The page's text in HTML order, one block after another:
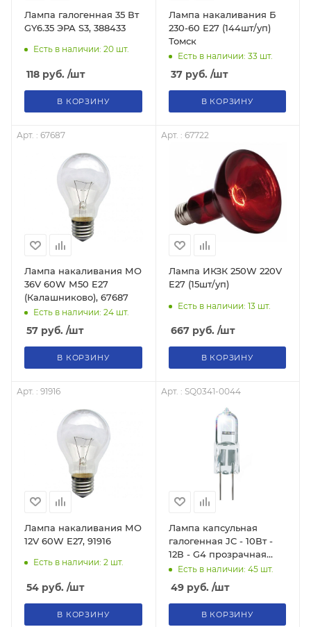
Лампа галогенная 35 Вт
GY6.35 ЭРА S3, 388433
Есть в наличии: 20 шт.
118 руб. /шт
В КОРЗИНУ
Лампа накаливания Б
230-60 Е27 (144шт/уп)
Томск
Есть в наличии: 33шт.
37руб. /шт
В КОРЗИНУ
Арт. : 67687
Лампа накаливания МО
36V 60W М50 E27
(Калашниково), 67687
Есть в наличии: 24 шт.
57 руб. /шт
В КОРЗИНУ
Арт. : 67722
Лампа ИКЗК 250W 220V
E27 (15шт/уп)
Есть в наличии: 13шт.
667руб. /шт
В КОРЗИНУ
Арт. : 91916
Лампа накаливания МО
12V 60W E27, 91916
Есть в наличии: 2 шт.
54 руб. /шт
В КОРЗИНУ
Арт. : SQ0341-0044
Лампа капсульная
галогенная JC - 10Вт -
12В - G4 прозрачная
TDM SQ0341-0044
Есть в наличии: 45шт.
49руб. /шт
В КОРЗИНУ